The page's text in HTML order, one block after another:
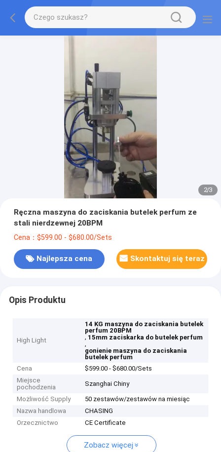
2/3
Ręczna maszyna do zaciskania butelek perfum ze
stali nierdzewnej 20BPM
Cena：$599.00 - $680.00/Sets
Najlepsza cena Skontaktuj się teraz
Opis Produktu
High Light
14 KG maszyna do zaciskania butelek
perfum 20BPM
, 15mm zaciskarka do butelek perfum
,
gonienie maszyna do zaciskania
butelek perfum
Cena
$599.00 - $680.00/Sets
Miejsce
pochodzenia
Szanghai Chiny
Możliwość Supply
50 zestawów/zestawów na miesiąc
Nazwa handlowa
CHASING
Orzecznictwo
CE Certificate
Zobacz więcej